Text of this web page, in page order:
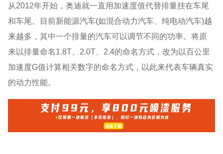
从2012年开始，奥迪就一直用加速度值代替排量挂在车尾
和车尾。目前新能源汽车(如混合动力汽车、纯电动汽车)越
来越多，其中一个排量的汽车可以调节不同的功率。将原
来以排量命名1.8T、2.0T、2.4的命名方式，改为以百公里
加速度G值计算相关数字的命名方式，以此来代表车辆真实
的动力性能。